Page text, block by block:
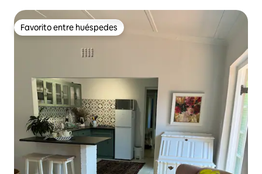
Favorito entre huéspedes
Favorito entre huéspedes